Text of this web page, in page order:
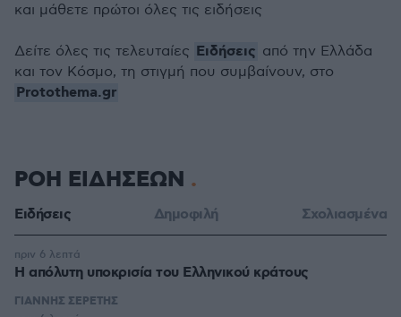
και μάθετε πρώτοι όλες τις ειδήσεις
Δείτε όλες τις τελευταίες Ειδήσεις από την Ελλάδα
και τον Κόσμο, τη στιγμή που συμβαίνουν, στο
Protothema.gr
ΡΟΗ ΕΙΔΗΣΕΩΝ
Ειδήσεις Δημοφιλή Σχολιασμένα
Η απόλυτη υποκρισία του Ελληνικού κράτους
πριν 6 λεπτά
ΓΙΑΝΝΗΣ ΣΕΡΕΤΗΣ